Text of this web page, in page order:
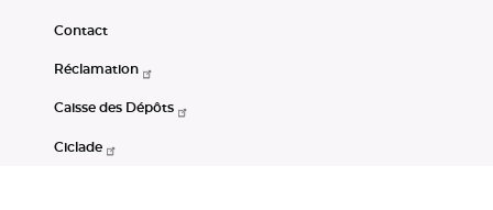
Contact
Réclamation
Caisse des Dépôts
Ciclade